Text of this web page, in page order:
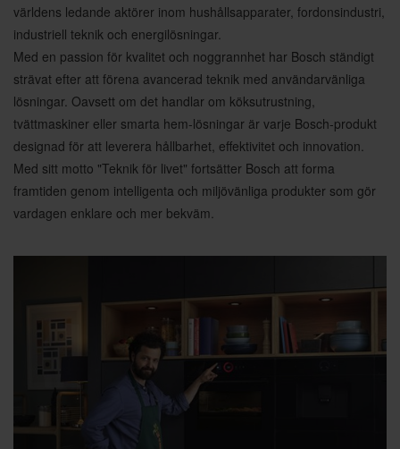
världens ledande aktörer inom hushållsapparater, fordonsindustri,
industriell teknik och energilösningar.
Med en passion för kvalitet och noggrannhet har Bosch ständigt
strävat efter att förena avancerad teknik med användarvänliga
lösningar. Oavsett om det handlar om köksutrustning,
tvättmaskiner eller smarta hem-lösningar är varje Bosch-produkt
designad för att leverera hållbarhet, effektivitet och innovation.
Med sitt motto "Teknik för livet" fortsätter Bosch att forma
framtiden genom intelligenta och miljövänliga produkter som gör
vardagen enklare och mer bekväm.